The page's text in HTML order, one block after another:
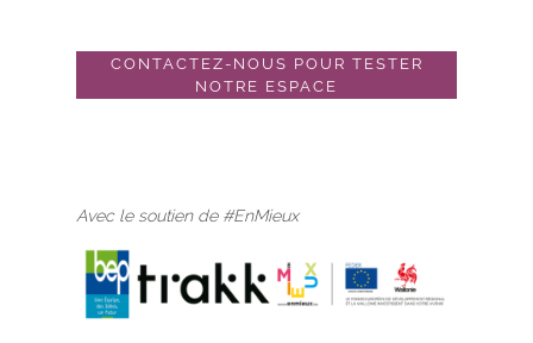
CONTACTEZ-NOUS POUR TESTER
NOTRE ESPACE
Avec le soutien de #EnMieux